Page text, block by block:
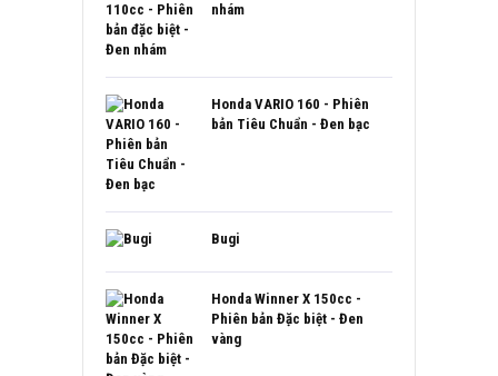
nhám
Honda VARIO 160 - Phiên
bản Tiêu Chuẩn - Đen bạc
Bugi
Honda Winner X 150cc -
Phiên bản Đặc biệt - Đen
vàng